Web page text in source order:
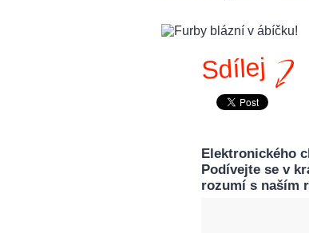
Sdílej
Elektronického
Podívejte se v
rozumí s naším